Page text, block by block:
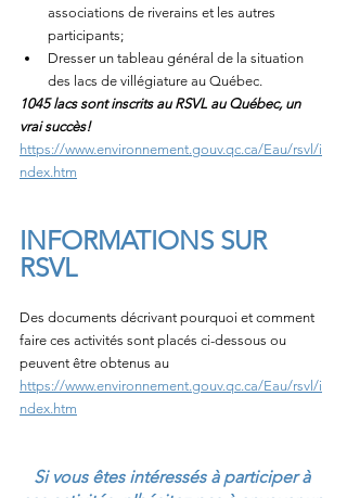
associations de riverains et les autres
participants;
Dresser un tableau général de la situation
des lacs de villégiature au Québec.
1045 lacs sont inscrits au RSVL au Québec, un
vrai succès!
https://www.environnement.gouv.qc.ca/Eau/rsvl/i
ndex.htm
INFORMATIONS SUR
RSVL
Des documents décrivant pourquoi et comment
faire ces activités sont placés ci-dessous ou
peuvent être obtenus au
https://www.environnement.gouv.qc.ca/Eau/rsvl/i
ndex.htm
Si vous êtes intéressés à participer à